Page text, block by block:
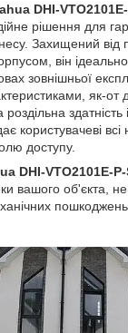
DHI-
рішення для
Захищений від
він
зовнішньої
як-от
роздільна
користувачеві всі
доступу.
DHI-VTO2101E-
вашого об'єкта,
пошкоджень.